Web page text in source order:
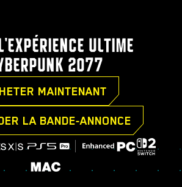
ULTIME
2077
MAINTENANT
LA BANDE-ANNONCE